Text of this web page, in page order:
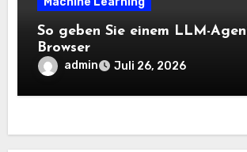
So geben Sie einem LLM-
Browser
admin Juli 26, 2026